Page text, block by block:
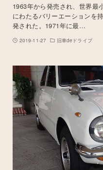
1963年から発売され、世界最
にわたるバリーエーションを
発された。1971年に最…
2019-11-27 旧車deドライブ